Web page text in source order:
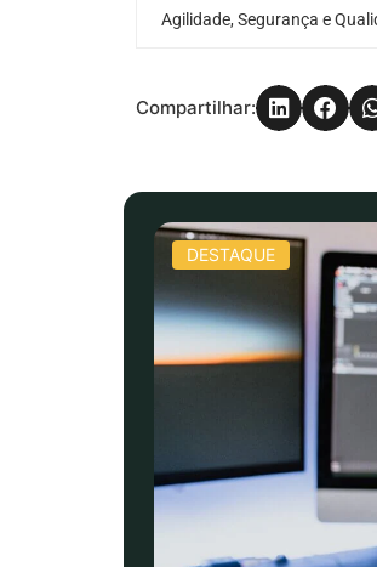
Agilidade, Segurança e
Compartilhar:
DESTAQUE